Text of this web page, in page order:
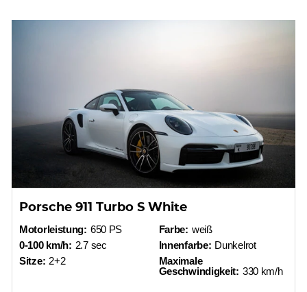
Porsche 911 Turbo S White
Motorleistung: 650 PS
0-100 km/h: 2.7 sec
Sitze: 2+2
Farbe: weiß
Innenfarbe: Dunkelrot
Maximale
Geschwindigkeit: 330 km/h